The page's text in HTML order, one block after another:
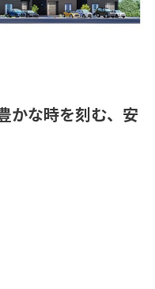
かな時を刻む、安